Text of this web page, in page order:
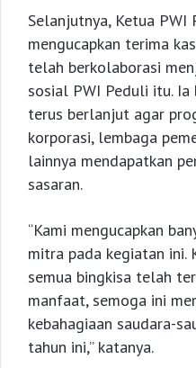
Selanjutnya, Ketua PWI
mengucapkan terima
telah berkolaborasi
sosial PWI Peduli itu.
terus berlanjut agar
korporasi, lembaga
lainnya mendapatkan
sasaran.
“Kami mengucapkan
mitra pada kegiatan ini.
semua bingkisa telah
manfaat, semoga ini
kebahagiaan saudara-
tahun ini,” katanya.